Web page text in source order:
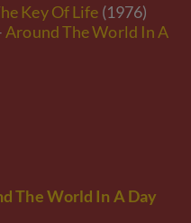
Key Of Life (1976)
Around The World In A
The World In A Day